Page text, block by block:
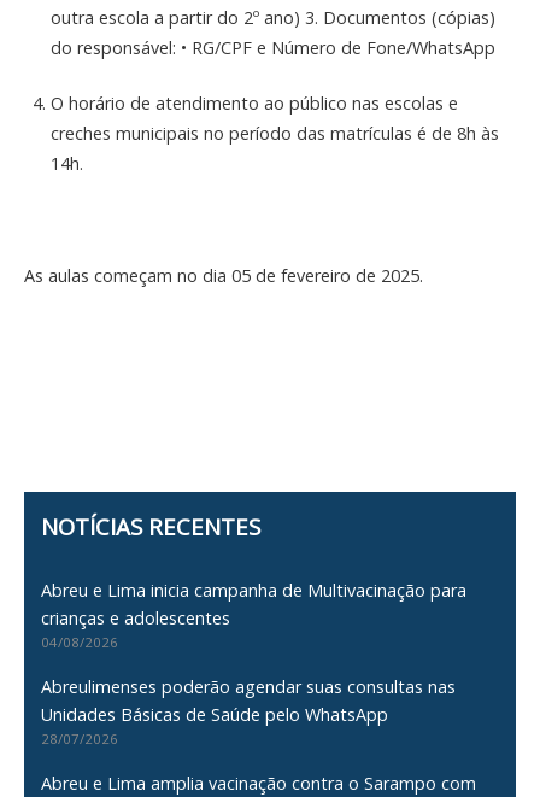
outra escola a partir do 2º ano) 3. Documentos (cópias)
do responsável: • RG/CPF e Número de Fone/WhatsApp
O horário de atendimento ao público nas escolas e
creches municipais no período das matrículas é de 8h às
14h.
As aulas começam no dia 05 de fevereiro de 2025.
NOTÍCIAS RECENTES
Abreu e Lima inicia campanha de Multivacinação para
crianças e adolescentes
04/08/2026
Abreulimenses poderão agendar suas consultas nas
Unidades Básicas de Saúde pelo WhatsApp
28/07/2026
Abreu e Lima amplia vacinação contra o Sarampo com